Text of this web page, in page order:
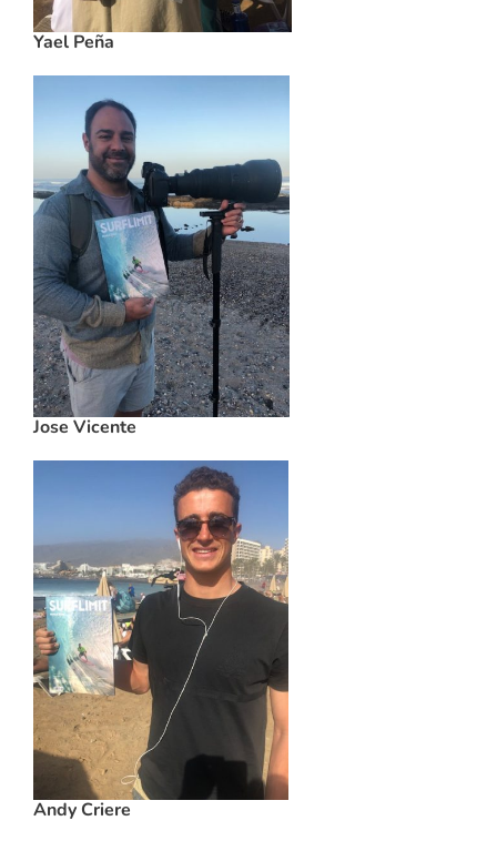
Yael Peña
Jose Vicente
Andy Criere